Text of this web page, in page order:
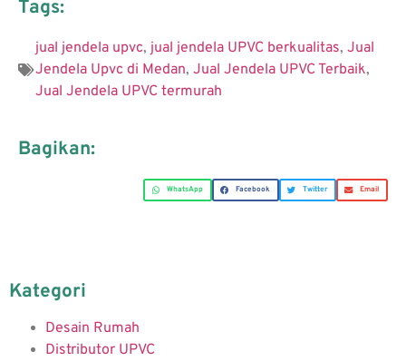
Tags:
jual jendela upvc, jual jendela UPVC berkualitas, Jual
Jendela Upvc di Medan, Jual Jendela UPVC Terbaik,
Jual Jendela UPVC termurah
Bagikan:
WhatsApp Facebook Twitter Email
Kategori
Desain Rumah
Distributor UPVC